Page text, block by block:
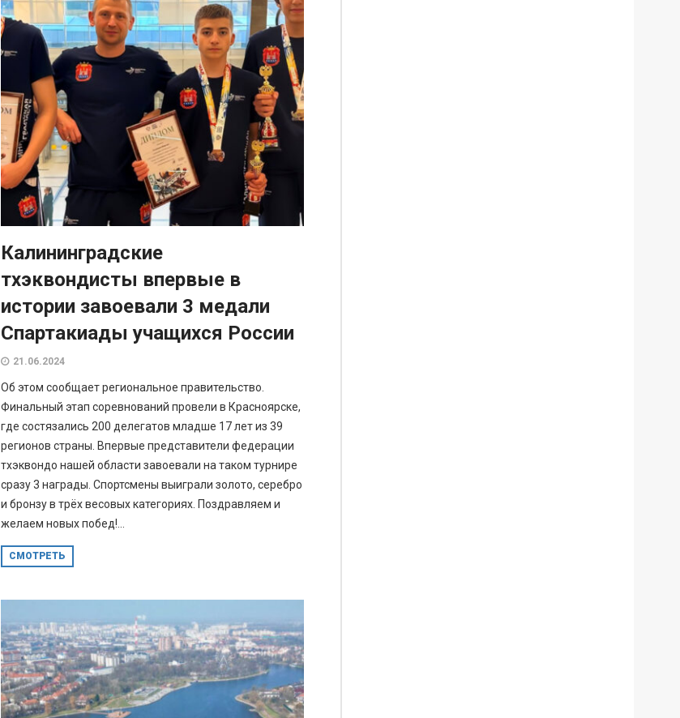
Калининградские
тхэквондисты впервые в
истории завоевали 3 медали
Спартакиады учащихся России
21.06.2024
Об этом сообщает региональное правительство.
Финальный этап соревнований провели в Красноярске,
где состязались 200 делегатов младше 17 лет из 39
регионов страны. Впервые представители федерации
тхэквондо нашей области завоевали на таком турнире
сразу 3 награды. Спортсмены выиграли золото, серебро
и бронзу в трёх весовых категориях. Поздравляем и
желаем новых побед!...
СМОТРЕТЬ